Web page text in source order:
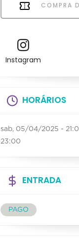
COMPRA
Instagram
HORÁRIOS
sab, 05/04/2025 -
23:00
ENTRADA
PAGO